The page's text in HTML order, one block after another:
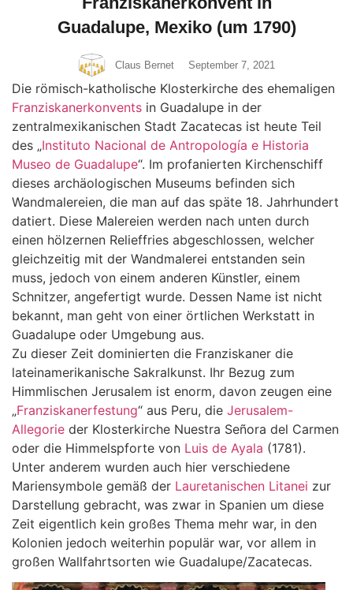
Guadalupe, Mexiko (um 1790)
Claus Bernet September 7, 2021
Die römisch-katholische Klosterkirche des ehemaligen
Franziskanerkonvents in Guadalupe in der
zentralmexikanischen Stadt Zacatecas ist heute Teil
des „Instituto Nacional de Antropología e Historia
Museo de Guadalupe“. Im profanierten Kirchenschiff
dieses archäologischen Museums befinden sich
Wandmalereien, die man auf das späte 18. Jahrhundert
datiert. Diese Malereien werden nach unten durch
einen hölzernen Relieffries abgeschlossen, welcher
gleichzeitig mit der Wandmalerei entstanden sein
muss, jedoch von einem anderen Künstler, einem
Schnitzer, angefertigt wurde. Dessen Name ist nicht
bekannt, man geht von einer örtlichen Werkstatt in
Guadalupe oder Umgebung aus.
Zu dieser Zeit dominierten die Franziskaner die
lateinamerikanische Sakralkunst. Ihr Bezug zum
Himmlischen Jerusalem ist enorm, davon zeugen eine
„Franziskanerfestung“ aus Peru, die Jerusalem-
Allegorie der Klosterkirche Nuestra Señora del Carmen
oder die Himmelspforte von Luis de Ayala (1781).
Unter anderem wurden auch hier verschiedene
Mariensymbole gemäß der Lauretanischen Litanei zur
Darstellung gebracht, was zwar in Spanien um diese
Zeit eigentlich kein großes Thema mehr war, in den
Kolonien jedoch weiterhin populär war, vor allem in
großen Wallfahrtsorten wie Guadalupe/Zacatecas.